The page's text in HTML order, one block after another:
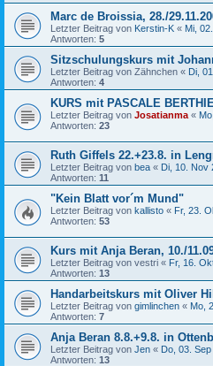
Marc de Broissia, 28./
Letzter Beitrag von Kerstin-K « Mi,
Antworten: 5
Sitzschulungskurs mit
Letzter Beitrag von Zähnchen « Di,
Antworten: 4
KURS mit PASCALE
Letzter Beitrag von Josatianma «
Antworten: 23
Ruth Giffels 22.+23.8. in
Letzter Beitrag von bea « Di, 10. Nov
Antworten: 11
"Kein Blatt vor´m Mund"
Letzter Beitrag von kallisto « Fr, 23.
Antworten: 53
Kurs mit Anja Beran, 10./
Letzter Beitrag von vestri « Fr, 16.
Antworten: 13
Handarbeitskurs mit Oliver
Letzter Beitrag von gimlinchen « Mo,
Antworten: 7
Anja Beran 8.8.+9.8. in
Letzter Beitrag von Jen « Do, 03.
Antworten: 13